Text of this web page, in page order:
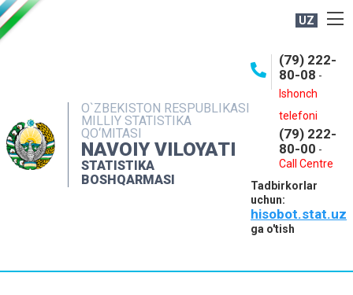
UZ
O`ZBEKISTON RESPUBLIKASI
MILLIY STATISTIKA
QO‘MITASI
NAVOIY VILOYATI
STATISTIKA
BOSHQARMASI
(79) 222-
80-08 -
Ishonch
telefoni
(79) 222-
80-00 -
Call Centre
Tadbirkorlar
uchun:
hisobot.stat.uz
ga o'tish
OCHIQ MA'LUMOTLAR
INTERAKTIV XIZMATLAR
MUROJAATLAR